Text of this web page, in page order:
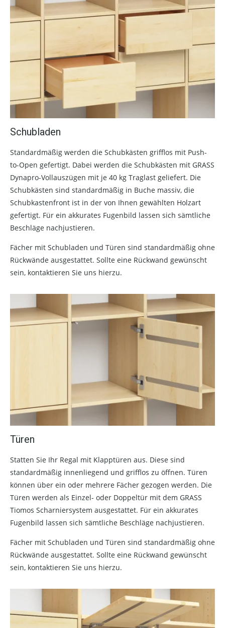
Schubladen
Standardmäßig werden die Schubkästen grifflos mit Push-
to-Open gefertigt. Dabei werden die Schubkästen mit GRASS
Dynapro-Vollauszügen mit je 40 kg Traglast geliefert. Die
Schubkästen sind standardmäßig in Buche massiv, die
Schubkastenfront ist in der von Ihnen gewählten Holzart
gefertigt. Für ein akkurates Fugenbild lassen sich sämtliche
Beschläge nachjustieren.
Fächer mit Schubladen und Türen sind standardmäßig ohne
Rückwände ausgestattet. Sollte eine Rückwand gewünscht
sein, kontaktieren Sie uns hierzu.
Türen
Statten Sie Ihr Regal mit Klapptüren aus. Diese sind
standardmäßig innenliegend und grifflos zu öffnen. Türen
können über ein oder mehrere Fächer gezogen werden. Die
Türen werden als Einzel- oder Doppeltür mit dem GRASS
Tiomos Scharniersystem ausgestattet. Für ein akkurates
Fugenbild lassen sich sämtliche Beschläge nachjustieren.
Fächer mit Schubladen und Türen sind standardmäßig ohne
Rückwände ausgestattet. Sollte eine Rückwand gewünscht
sein, kontaktieren Sie uns hierzu.